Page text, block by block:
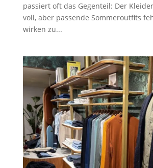
passiert oft das Gegenteil: Der
voll, aber passende Sommeroutfits
wirken zu...